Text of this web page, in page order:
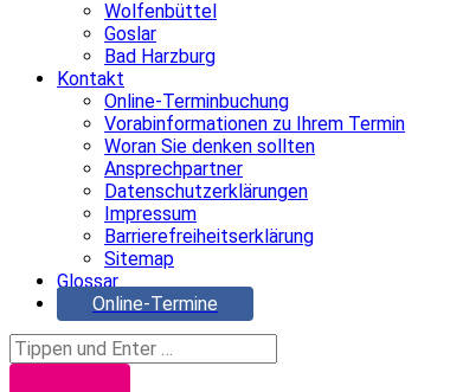
Wolfenbüttel
Goslar
Bad Harzburg
Kontakt
Online-Terminbuchung
Vorabinformationen zu Ihrem Termin
Woran Sie denken sollten
Ansprechpartner
Datenschutzerklärungen
Impressum
Barrierefreiheitserklärung
Sitemap
Glossar
Online-Termine
Search: